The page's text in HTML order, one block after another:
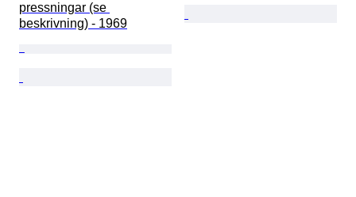
pressningar (se
beskrivning) - 1969